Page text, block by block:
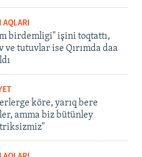
AQLARI
birdemligi" işini toqtattı,
ve tutuvlar ise Qırımda daa
köre, yarıq bere
amma biz bütünley